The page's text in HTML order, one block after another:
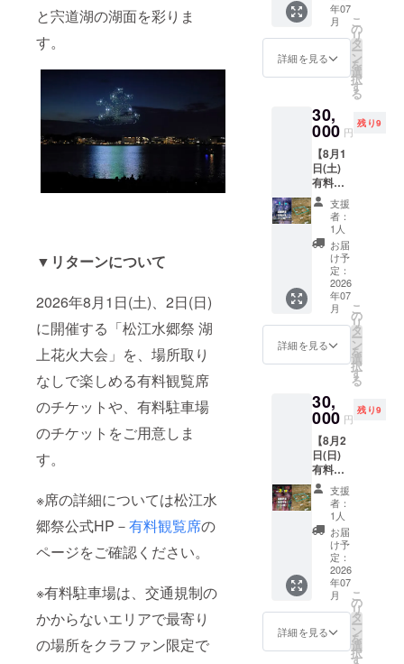
と宍道湖の湖面を彩りま
す。
▼リターンについて
2026年8月1日(土)、2日(日)
に開催する「松江水郷祭 湖
上花火大会」を、場所取り
なしで楽しめる有料観覧席
のチケットや、有料駐車場
のチケットをご用意しま
す。
※席の詳細については松江水
郷祭公式HP－有料観覧席の
ページをご確認ください。
※有料駐車場は、交通規制の
かからないエリアで最寄り
の場所をクラファン限定で
3,000円
のリ
ターン
と同じ
しま
す。 ★
席の寸
法
★席の
詳細、
項は公
式HPを
ご覧く
ださ
い。
ン限定
ご支援
ありが
とうご
ざいま
て、【8
月2日
(日) 有
料観覧
席】白
潟芝席
（定員4
名・マ
ス席）
のチ
ケット
をお送
りいた
しま
す。 ★
席の寸
法
★席の
詳細、
項は公
式HPを
ご覧く
ださ
い。
年07
月
詳細を見る
こ
の
リ
タ
ー
ン
を
選
択
す
る
30,
000 円
残り9
【8月1
日(土)
有料観
覧席】
湖南芝
席（定
員4名・
マス
席）※ク
ラファ
ン限定
ご支援
ありが
とうご
ざいま
て、【8
月1日
(土) 有
料観覧
席】湖
南芝席
（定員4
名・マ
ス席）
のチ
ケット
をお送
りいた
しま
す。 ★
席の寸
法
支援
者：
1人
お届
け予
定：
2026
年07
月
詳細を見る
こ
の
リ
タ
ー
ン
を
選
択
す
る
30,
000 円
残り9
【8月2
日(日)
有料観
覧席】
湖南芝
席（定
員4名・
マス
席）※ク
ラファ
ン限定
ご支援
ありが
とうご
ざいま
支援
者：
1人
お届
け予
定：
2026
年07
月
詳細を見る
こ
の
リ
タ
ー
ン
を
選
択
す